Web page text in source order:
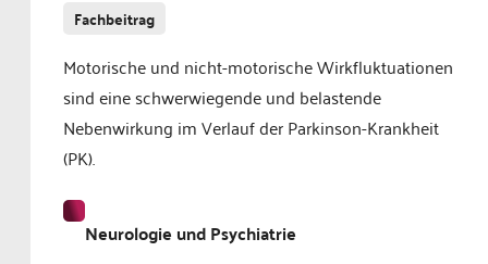
Fachbeitrag
Motorische und nicht-motorische Wirkfluktuationen
sind eine schwerwiegende und belastende
Nebenwirkung im Verlauf der Parkinson-Krankheit
(PK).
Neurologie und Psychiatrie